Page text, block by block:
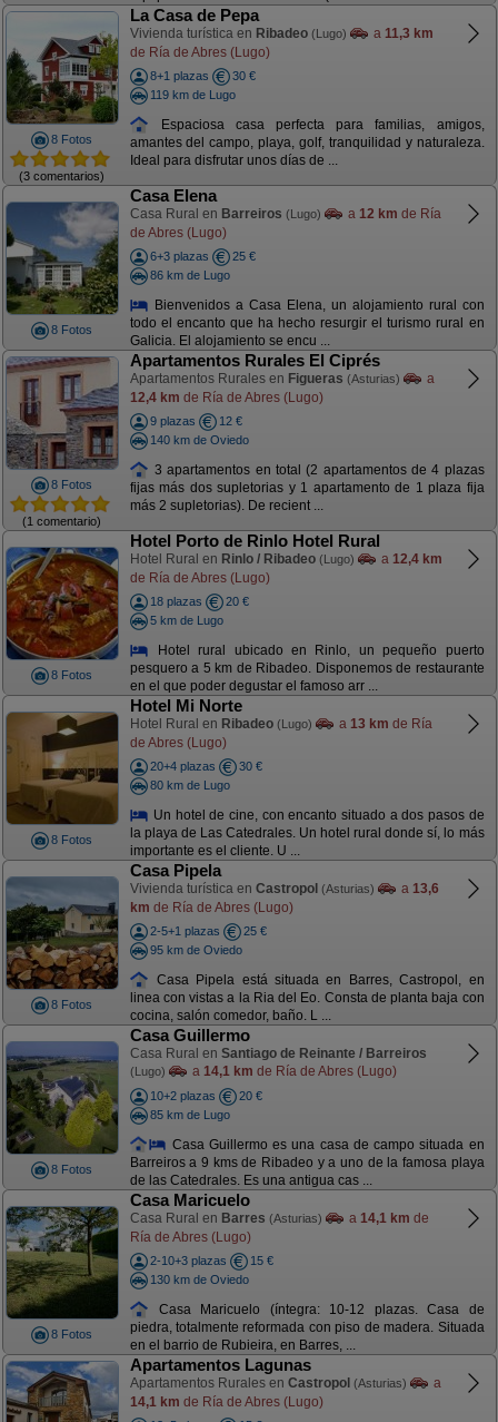
8 Fotos
(3 comentarios)
La Casa de Pepa
Vivienda turística en Ribadeo (Lugo) a 11,3 km
de Ría de Abres (Lugo)
8+1 plazas
30 €
119 km de Lugo
Espaciosa casa perfecta para familias, amigos,
amantes del campo, playa, golf, tranquilidad y naturaleza.
Ideal para disfrutar unos días de ...
8 Fotos
Casa Elena
Casa Rural en Barreiros (Lugo) a 12 km de Ría
de Abres (Lugo)
6+3 plazas
25 €
86 km de Lugo
Bienvenidos a Casa Elena, un alojamiento rural con
todo el encanto que ha hecho resurgir el turismo rural en
Galicia. El alojamiento se encu ...
8 Fotos
(1 comentario)
Apartamentos Rurales El Ciprés
Apartamentos Rurales en Figueras (Asturias)
a
12,4 km de Ría de Abres (Lugo)
9 plazas
12 €
140 km de Oviedo
3 apartamentos en total (2 apartamentos de 4 plazas
fijas más dos supletorias y 1 apartamento de 1 plaza fija
más 2 supletorias). De recient ...
8 Fotos
Hotel Porto de Rinlo Hotel Rural
Hotel Rural en Rinlo / Ribadeo (Lugo) a 12,4 km
de Ría de Abres (Lugo)
18 plazas
20 €
5 km de Lugo
Hotel rural ubicado en Rinlo, un pequeño puerto
pesquero a 5 km de Ribadeo. Disponemos de restaurante
en el que poder degustar el famoso arr ...
8 Fotos
Hotel Mi Norte
Hotel Rural en Ribadeo (Lugo) a 13 km de Ría
de Abres (Lugo)
20+4 plazas
30 €
80 km de Lugo
Un hotel de cine, con encanto situado a dos pasos de
la playa de Las Catedrales. Un hotel rural donde sí, lo más
importante es el cliente. U ...
8 Fotos
Casa Pipela
Vivienda turística en Castropol (Asturias) a 13,6
km de Ría de Abres (Lugo)
2-5+1 plazas
25 €
95 km de Oviedo
Casa Pipela está situada en Barres, Castropol, en
linea con vistas a la Ria del Eo. Consta de planta baja con
cocina, salón comedor, baño. L ...
8 Fotos
Casa Guillermo
Casa Rural en Santiago de Reinante / Barreiros
(Lugo) a 14,1 km de Ría de Abres (Lugo)
10+2 plazas
20 €
85 km de Lugo
Casa Guillermo es una casa de campo situada en
Barreiros a 9 kms de Ribadeo y a uno de la famosa playa
de las Catedrales. Es una antigua cas ...
8 Fotos
Casa Maricuelo
Casa Rural en Barres (Asturias) a 14,1 km de
Ría de Abres (Lugo)
2-10+3 plazas
15 €
130 km de Oviedo
Casa Maricuelo (íntegra: 10-12 plazas. Casa de
piedra, totalmente reformada con piso de madera. Situada
en el barrio de Rubieira, en Barres, ...
Apartamentos Lagunas
Apartamentos Rurales en Castropol (Asturias)
a
14,1 km de Ría de Abres (Lugo)